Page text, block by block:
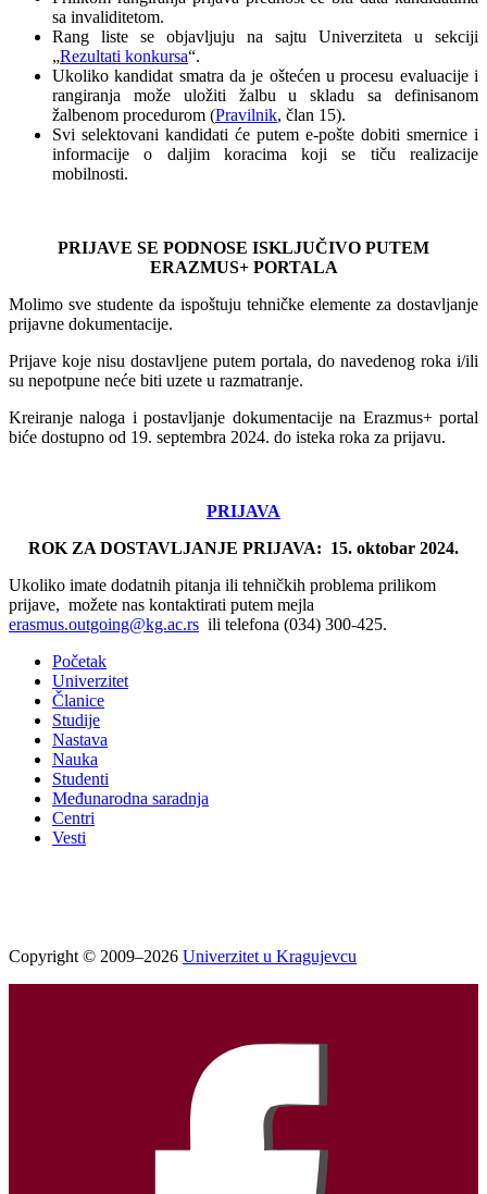
sa invaliditetom.
Rang liste se objavljuju na sajtu Univerziteta u sekciji
„Rezultati konkursa“.
Ukoliko kandidat smatra da je oštećen u procesu evaluacije i
rangiranja može uložiti žalbu u skladu sa definisanom
žalbenom procedurom (Pravilnik, član 15).
Svi selektovani kandidati će putem e-pošte dobiti smernice i
informacije o daljim koracima koji se tiču realizacije
mobilnosti.
PRIJAVE SE PODNOSE ISKLJUČIVO PUTEM
ERAZMUS+ PORTALA
Molimo sve studente da ispoštuju tehničke elemente za dostavljanje
prijavne dokumentacije.
Prijave koje nisu dostavljene putem portala, do navedenog roka i/ili
su nepotpune neće biti uzete u razmatranje.
Kreiranje naloga i postavljanje dokumentacije na Erazmus+ portal
biće dostupno od 19. septembra 2024. do isteka roka za prijavu.
PRIJAVA
ROK ZA DOSTAVLJANJE PRIJAVA: 15. oktobar 2024.
Ukoliko imate dodatnih pitanja ili tehničkih problema prilikom
prijave, možete nas kontaktirati putem mejla
erasmus.outgoing@kg.ac.rs ili telefona (034) 300-425.
Početak
Univerzitet
Članice
Studije
Nastava
Nauka
Studenti
Međunarodna saradnja
Centri
Vesti
Copyright © 2009–2026 Univerzitet u Kragujevcu